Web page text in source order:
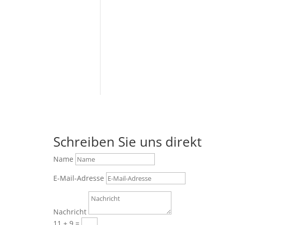
Schreiben Sie uns direkt
Name
E-Mail-Adresse
Nachricht